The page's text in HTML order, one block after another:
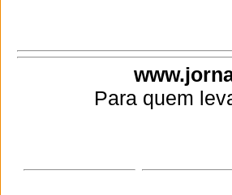
Para quem